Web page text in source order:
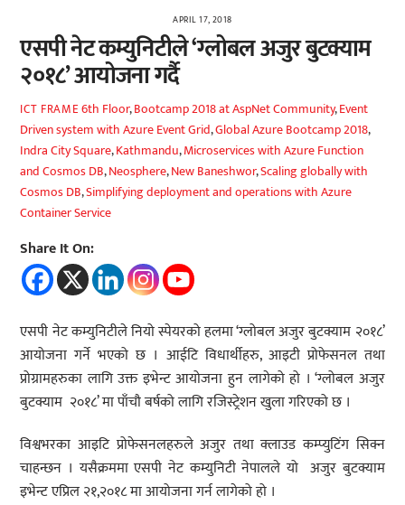
APRIL 17, 2018
एसपी नेट कम्युनिटीले ‘ग्लोबल अजुर बुटक्याम
२०१८’ आयोजना गर्दै
ICT FRAME6th Floor,Bootcamp 2018 at AspNet Community,Event
Driven system with Azure Event Grid,Global Azure Bootcamp 2018,
Indra City Square,Kathmandu,Microservices with Azure Function
and Cosmos DB,Neosphere,New Baneshwor,Scaling globally with
Cosmos DB,Simplifying deployment and operations with Azure
Container Service
Share It On:
एसपी नेट कम्युनिटीले नियो स्पेयरको हलमा ‘ग्लोबल अजुर बुटक्याम २०१८’
आयोजना गर्ने भएको छ । आईटि विधार्थीहरु, आइटी प्रोफेसनल तथा
प्रोग्रामहरुका लागि उक्त इभेन्ट आयोजना हुन लागेको हो । ‘ग्लोबल अजुर
बुटक्याम २०१८’ मा पाँचौ बर्षको लागि रजिस्ट्रेशन खुला गरिएको छ ।
विश्वभरका आइटि प्रोफेसनलहरुले अजुर तथा क्लाउड कम्प्युटिंग सिक्न
चाहन्छन । यसैक्रममा एसपी नेट कम्युनिटी नेपालले यो अजुर बुटक्याम
इभेन्ट एप्रिल २१,२०१८ मा आयोजना गर्न लागेको हो ।